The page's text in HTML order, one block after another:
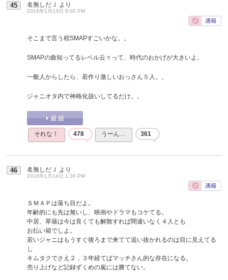
45 名無しだＪ より
2016年1月13日 9:00 PM
そこまで言う程SMAPすごいかな。。
SMAPの曲知ってるレベル云々って、時代のおかげが大きいよ。
一般人からしたら、若作り激しいおっさん５人。。
ジャニオタ内で神格化扱いしてるだけ。。
それな！ 478 うーん… 361
46 名無しだＪ より
2016年1月14日 1:36 PM
ＳＭＡＰは落ち目だよ。
年齢的にも先は無いし、映画やドラマもコケてる。
中居、草薙は今は良くても解散すれば間違いなく４人とも
お払い箱でしよ。
若いジャニはもうすぐ後ろまで来てて追い抜かれるのは目に見えてる
し
キムタクでさえ２，３年経てばマッチさん的な存在になる。
売り上げなど記録ずくめの嵐には勝てない。